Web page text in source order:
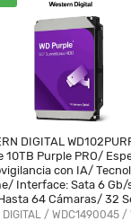
DIGITAL WD102PURP -
10TB Purple PRO/
con IA/
Interface: Sata 6 Gb/
64 Cámaras/ 32
para Análisis de